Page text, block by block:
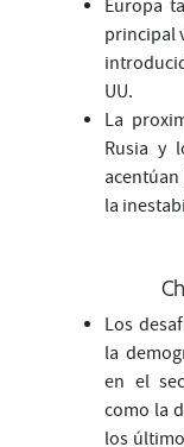
Europa
principal
UU.
La
Rusia y
la
Los
la
en el
como la
los